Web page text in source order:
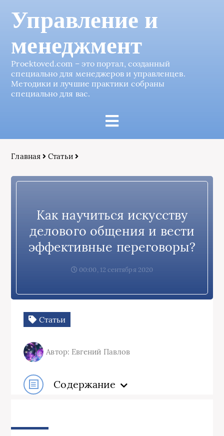
Управление и
менеджмент
Proektoved.com – это портал, созданный
специально для менеджеров и управленцев.
Методики и лучшие практики собраны
специально для вас.
Главная Статьи
Как научиться искусству
делового общения и вести
эффективные переговоры?
00:00, 12 сентября 2020
Статьи
Автор: Евгений Павлов
Содержание